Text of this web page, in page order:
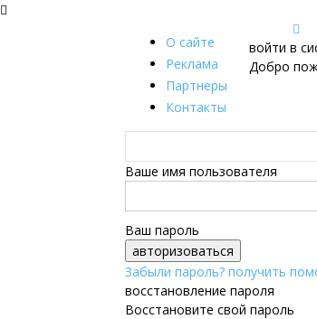
О сайте
Реклама
Партнеры
Контакты
войти в
Добро
Ваше имя пользователя
Ваш пароль
Забыли пароль? получить
восстановление пароля
Восстановите свой пароль